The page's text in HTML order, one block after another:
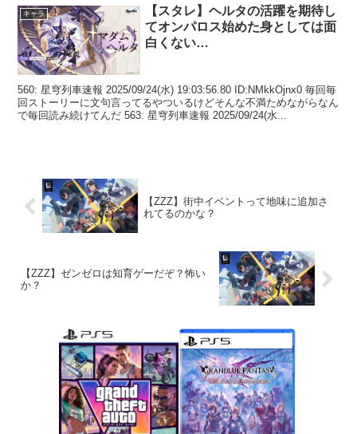
キャラ
【スタレ】ヘルタの活躍を期待し
てオンパロス始めた身としては面
白くない…
560: 星穹列車速報 2025/09/24(水) 19:03:56.80 ID:NMkkOjnx0 毎回毎
回ストーリーに文句言ってるやついるけどそんな不満ためながらなん
で毎回読み続けてんだ 563: 星穹列車速報 2025/09/24(水...
【ZZZ】街中イベントって地味に追加さ
れてるのかな？
【ZZZ】ゼンゼロは知育ゲーだぞ？怖い
か？